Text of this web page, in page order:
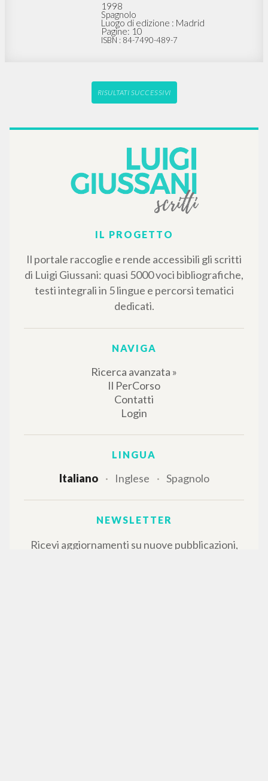
1998
Spagnolo
Luogo di edizione : Madrid
Pagine: 10
ISBN : 84-7490-489-7
RISULTATI SUCCESSIVI
IL PROGETTO
Il portale raccoglie e rende accessibili gli scritti
di Luigi Giussani: quasi 5000 voci bibliografiche,
testi integrali in 5 lingue e percorsi tematici
dedicati.
NAVIGA
Ricerca avanzata »
Il PerCorso
Contatti
Login
LINGUA
Italiano Inglese Spagnolo
NEWSLETTER
Ricevi aggiornamenti su nuove pubblicazioni,